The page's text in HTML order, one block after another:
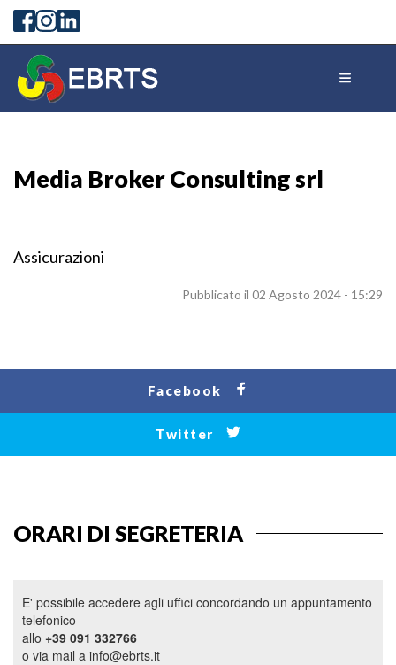
Media Broker Consulting srl
Assicurazioni
Pubblicato il 02 Agosto 2024 - 15:29
Facebook
Twitter
ORARI DI SEGRETERIA
E' possibile accedere agli uffici concordando un appuntamento
telefonico
allo +39 091 332766
o via mail a info@ebrts.it